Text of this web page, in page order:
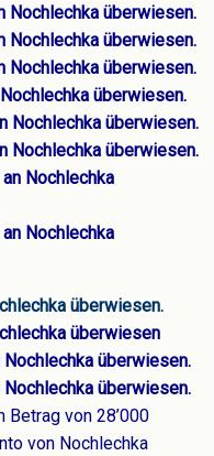
Nochlechka überwiesen.
Nochlechka überwiesen.
Nochlechka überwiesen.
überwiesen.
Nochlechka überwiesen.
Nochlechka überwiesen.
Nochlechka
Nochlechka
überwiesen.
überwiesen
Nochlechka überwiesen.
Nochlechka überwiesen.
Betrag von 28’000
von Nochlechka